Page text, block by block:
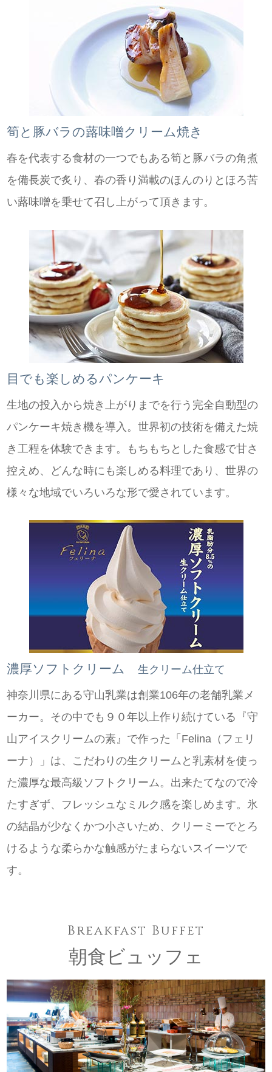
筍と豚バラの蕗味噌クリーム焼き
春を代表する食材の一つでもある筍と豚バラの角煮
を備長炭で炙り、春の香り満載のほんのりとほろ苦
い蕗味噌を乗せて召し上がって頂きます。
目でも楽しめるパンケーキ
生地の投入から焼き上がりまでを行う完全自動型の
パンケーキ焼き機を導入。世界初の技術を備えた焼
き工程を体験できます。もちもちとした食感で甘さ
控えめ、どんな時にも楽しめる料理であり、世界の
様々な地域でいろいろな形で愛されています。
濃厚ソフトクリーム生クリーム仕立て
神奈川県にある守山乳業は創業106年の老舗乳業メ
ーカー。その中でも９０年以上作り続けている『守
山アイスクリームの素』で作った「Felina（フェリ
ーナ）」は、こだわりの生クリームと乳素材を使っ
た濃厚な最高級ソフトクリーム。出来たてなので冷
たすぎず、フレッシュなミルク感を楽しめます。氷
の結晶が少なくかつ小さいため、クリーミーでとろ
けるような柔らかな触感がたまらないスイーツで
す。
Breakfast Buffet
朝食ビュッフェ